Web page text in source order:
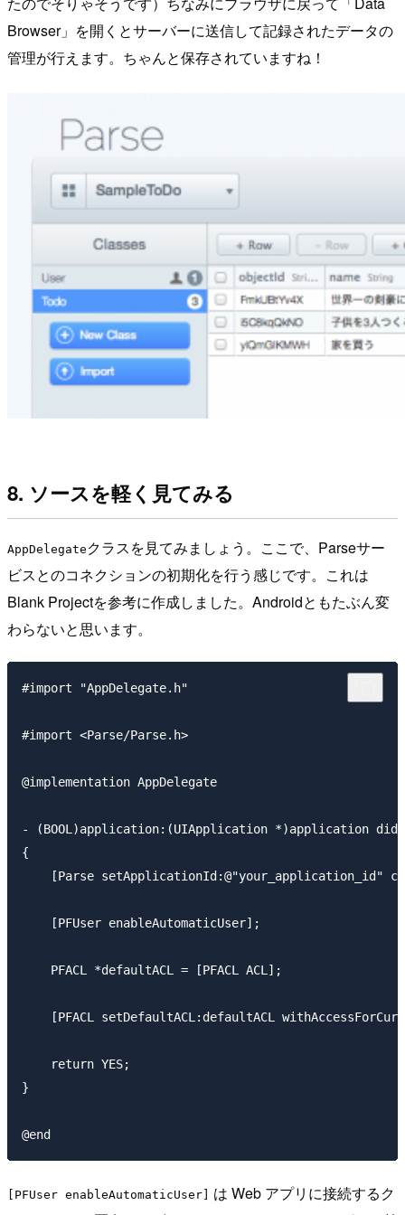
Browser」を開くとサーバーに送信して記録されたデータの
管理が行えます。ちゃんと保存されていますね！
8. ソースを軽く見てみる
AppDelegate クラスを見てみましょう。ここで、Parseサー
ビスとのコネクションの初期化を行う感じです。これは
Blank Projectを参考に作成しました。Androidともたぶん変
わらないと思います。
#import "AppDelegate.h"
#import <Parse/Parse.h>
@implementation AppDelegate
- (BOOL)application:(UIApplication *)application
{
[Parse setApplicationId:@"your_application_id"
    [PFUser enableAutomaticUser];
    PFACL *defaultACL = [PFACL ACL];
[PFACL setDefaultACL:defaultACL
    return YES;
}
[PFUser enableAutomaticUser]
は Web アプリに接続するク